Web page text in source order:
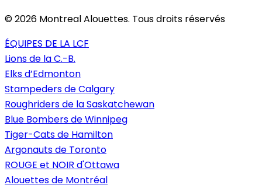
© 2026 Montreal Alouettes. Tous droits réservés
ÉQUIPES DE LA LCF
Lions de la C.-B.
Elks d’Edmonton
Stampeders de Calgary
Roughriders de la Saskatchewan
Blue Bombers de Winnipeg
Tiger-Cats de Hamilton
Argonauts de Toronto
ROUGE et NOIR d'Ottawa
Alouettes de Montréal